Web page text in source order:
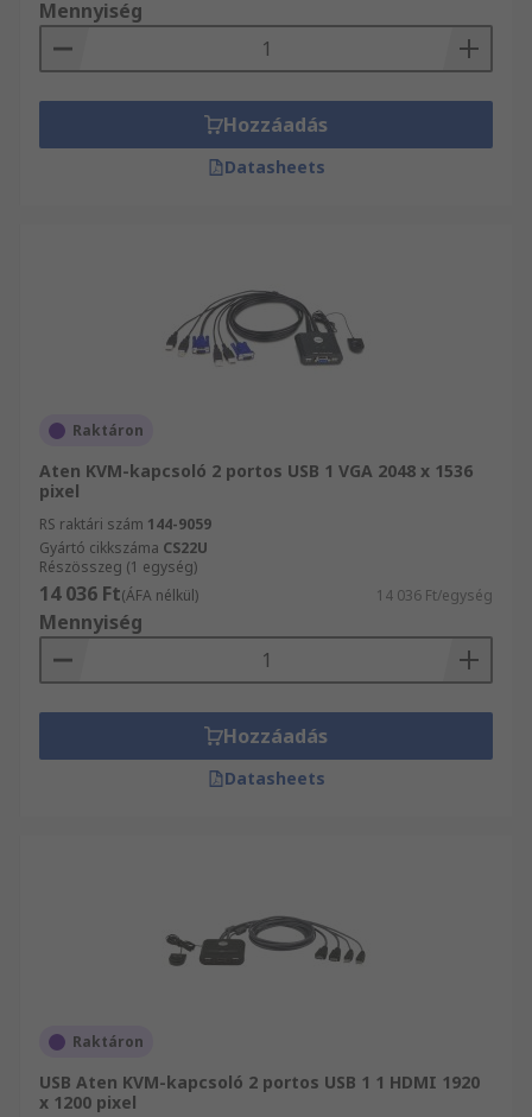
Mennyiség
Hozzáadás
Datasheets
Raktáron
Aten KVM-kapcsoló 2 portos USB 1 VGA 2048 x 1536
pixel
RS raktári szám 144-9059
Gyártó cikkszáma CS22U
Részösszeg (1 egység)
14 036 Ft(ÁFA nélkül) 14 036 Ft/egység
Mennyiség
Hozzáadás
Datasheets
Raktáron
USB Aten KVM-kapcsoló 2 portos USB 1 1 HDMI 1920
x 1200 pixel